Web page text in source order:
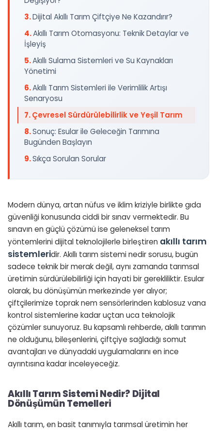
Dijital Akıllı Tarım Çiftçiye Ne Kazandırır?
Akıllı Tarım Otomasyonu: Teknik Detaylar ve
İşleyiş
Akıllı Sulama Sistemleri ve Su Kaynakları
Yönetimi
Akıllı Tarım Sistemleri ile Verimlilik Artışı
Senaryosu
Çevresel Sürdürülebilirlik ve Yeşil Tarım
Sonuç: Esular ile Geleceğin Tarımına
Bugünden Başlayın
Sıkça Sorulan Sorular
Modern dünya, artan nüfus ve iklim kriziyle birlikte gıda
güvenliği konusunda ciddi bir sınav vermektedir. Bu
sınavın en güçlü çözümü ise geleneksel tarım
yöntemlerini dijital teknolojilerle birleştiren akıllı tarım
sistemleridir. Akıllı tarım sistemi nedir sorusu, bugün
sadece teknik bir merak değil, aynı zamanda tarımsal
üretimin sürdürülebilirliği için hayati bir gerekliliktir. Esular
olarak, bu dönüşümün merkezinde yer alıyor;
çiftçilerimize toprak nem sensörlerinden kablosuz vana
kontrol sistemlerine kadar uçtan uca teknolojik
çözümler sunuyoruz. Bu kapsamlı rehberde, akıllı tarımın
ne olduğunu, bileşenlerini, çiftçiye sağladığı somut
avantajları ve dünyadaki uygulamalarını en ince
ayrıntısına kadar inceleyeceğiz.
Akıllı Tarım Sistemi Nedir? Dijital
Dönüşümün Temelleri
Akıllı tarım, en basit tanımıyla tarımsal üretimin her